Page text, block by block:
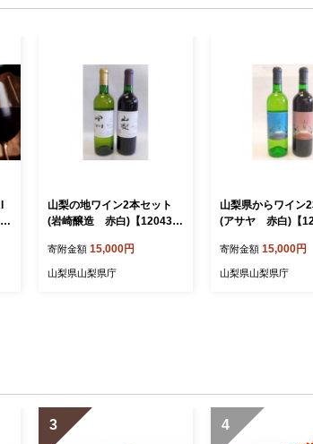
山梨の地ワイン2本セット
(岩崎醸造 赤白)【120433
寄附金額 15,000円
山梨県山梨県庁
山梨県からワイン
(アサヤ 赤白)【
寄附金額 15,000円
山梨県山梨県庁
3 4